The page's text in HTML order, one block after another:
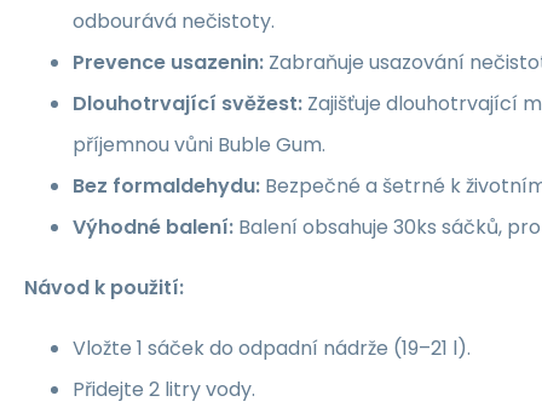
odbourává nečistoty.
Prevence usazenin: Zabraňuje usazování
Dlouhotrvající svěžest: Zajišťuje dlouhotrvající
příjemnou vůni Buble Gum.
Bez formaldehydu: Bezpečné a šetrné k
Výhodné balení: Balení obsahuje 30ks sáčků,
Návod k použití:
Vložte 1 sáček do odpadní nádrže (19–21 l).
Přidejte 2 litry vody.